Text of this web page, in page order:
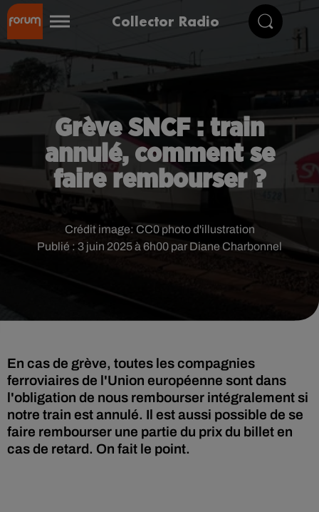
Collector Radio
Grève SNCF : train
annulé, comment se
faire rembourser ?
Publié : 3 juin 2025 à 6h00 par Diane Charbonnel
Crédit image: CC0 photo d'illustration
En cas de grève, toutes les compagnies
ferroviaires de l'Union européenne sont dans
l'obligation de nous rembourser intégralement si
notre train est annulé. Il est aussi possible de se
faire rembourser une partie du prix du billet en
cas de retard. On fait le point.